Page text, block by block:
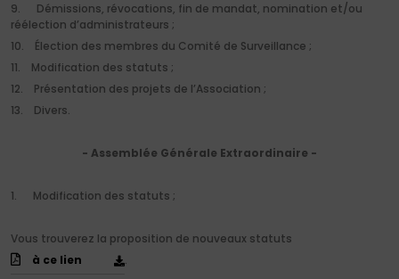
9. Démissions, révocations, fin de mandat, nomination et/ou
réélection d’administrateurs ;
10. Élection des membres du Comité de Surveillance ;
11. Modification des statuts ;
12. Présentation des projets de l’Association ;
13. Divers.
- Assemblée Générale Extraordinaire -
1. Modification des statuts ;
Vous trouverez la proposition de nouveaux statuts
à ce lien
.